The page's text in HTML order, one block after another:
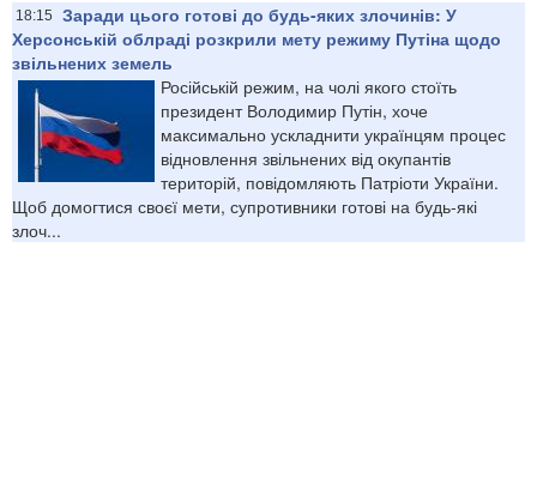
18:15
Заради цього готові до будь-яких злочинів: У
Херсонській облраді розкрили мету режиму Путіна щодо
звільнених земель
Російській режим, на чолі якого стоїть
президент Володимир Путін, хоче
максимально ускладнити українцям процес
відновлення звільнених від окупантів
територій, повідомляють Патріоти України.
Щоб домогтися своєї мети, супротивники готові на будь-які
злоч...